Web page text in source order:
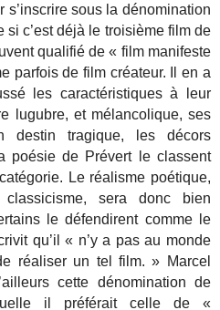
s’inscrire sous la dénomination
c’est déjà le troisième film de
qualifié de « film manifeste
parfois de film créateur. Il en a
les caractéristiques à leur
lugubre, et mélancolique, ses
destin tragique, les décors
poésie de Prévert le classent
Le réalisme poétique,
sera donc bien
le défendirent comme le
qu’il « n’y a pas au monde
réaliser un tel film. » Marcel
cette dénomination de
il préférait celle de «